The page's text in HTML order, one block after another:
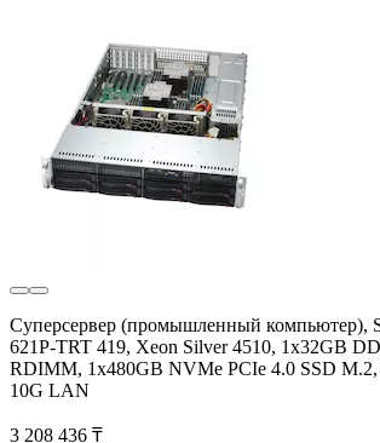
Суперсервер (промышленный компьютер),
621P-TRT 419, Xeon Silver 4510, 1x32GB
RDIMM, 1x480GB NVMe PCIe 4.0 SSD M.2,
10G LAN
3 208 436 ₸